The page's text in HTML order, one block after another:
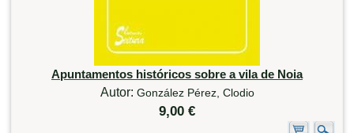
Apuntamentos históricos sobre a vila de Noia
Autor: González Pérez, Clodio
9,00 €